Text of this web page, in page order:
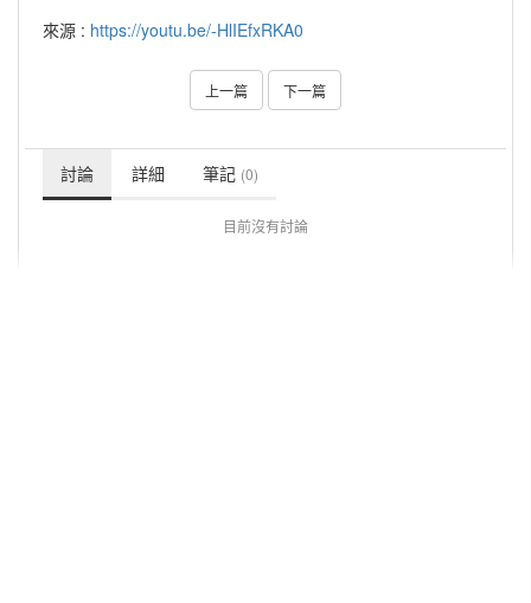
來源 : https://youtu.be/-HlIEfxRKA0
上一篇 下一篇
討論 詳細 筆記 (0)
目前沒有討論